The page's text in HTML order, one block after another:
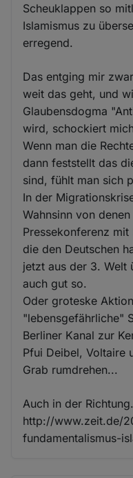
Scheuklappen so
Islamismus zu
erregend.
Das entging mir
weit das geht, und
Glaubensdogma
wird, schockiert
Wenn man die
dann feststellt das
sind, fühlt man sich
In der
Wahnsinn von
Pressekonferenz
die den Deutschen
jetzt aus der 3. Welt
auch gut so.
Oder groteske
"lebensgefährliche"
Berliner Kanal zur
Pfui Deibel, Voltaire
Grab rumdrehen...
Auch in der Richtung.
http://www.zeit.de/
fundamentalismus-